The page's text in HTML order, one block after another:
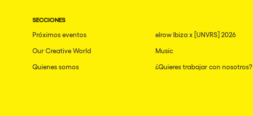
SECCIONES
Próximos eventos elrow Ibiza x [UNVRS] 2026
Our Creative World Music
Quienes somos ¿Quieres trabajar con nosotros?